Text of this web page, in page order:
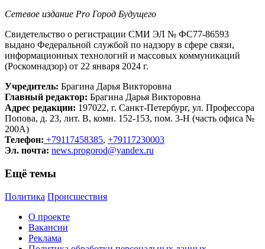
Сетевое издание Рrо Город Будущего
Свидетельство о регистрации СМИ ЭЛ № ФС77-86593
выдано Федеральной службой по надзору в сфере связи,
информационных технологий и массовых коммуникаций
(Роскомнадзор) от 22 января 2024 г.
Учредитель: Брагина Дарья Викторовна
Главный редактор: Брагина Дарья Викторовна
Адрес редакции: 197022, г. Санкт-Петербург, ул. Профессора
Попова, д. 23, лит. В, комн. 152-153, пом. 3-Н (часть офиса №
200А)
Телефон: +79117458385, +79117230003
Эл. почта: news.progorod@yandex.ru
Ещё темы
Политика Происшествия
О проекте
Вакансии
Реклама